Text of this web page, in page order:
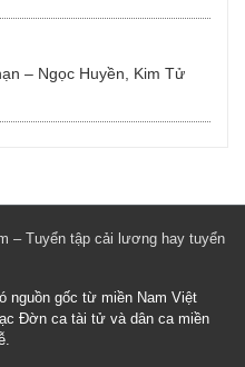
– Ngọc Huyền, Kim Tử
– Tuyển tập cải lương hay tuyển
nguồn gốc từ miền Nam Việt
Đờn ca tài tử và dân ca miền